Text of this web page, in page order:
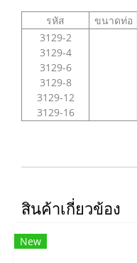
รหัส ขนาดท่อ
3129-2
3129-4
3129-6
3129-8
3129-12
3129-16
สินค้าเกี่ยวข้อง
New